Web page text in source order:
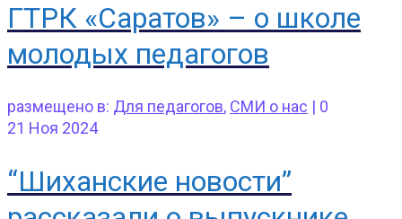
ГТРК «Саратов» – о школе
молодых педагогов
размещено в: Для педагогов, СМИ о нас | 0
21 Ноя 2024
“Шиханские новости”